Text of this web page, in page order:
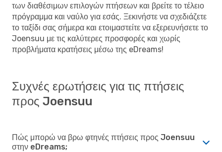
των διαθέσιμων επιλογών πτήσεων και βρείτε το τέλειο
πρόγραμμα και ναύλο για εσάς. Ξεκινήστε να σχεδιάζετε
το ταξίδι σας σήμερα και ετοιμαστείτε να εξερευνήσετε το
Joensuu με τις καλύτερες προσφορές και χωρίς
προβλήματα κρατήσεις μέσω της eDreams!
Συχνές ερωτήσεις για τις πτήσεις
προς Joensuu
Πώς μπορώ να βρω φτηνές πτήσεις προς Joensuu
στην eDreams;